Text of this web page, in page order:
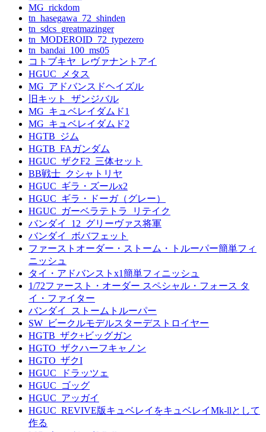
MG_rickdom
tn_hasegawa_72_shinden
tn_sdcs_greatmazinger
tn_MODEROID_72_typezero
tn_bandai_100_ms05
コトブキヤ_レヴァナントアイ
HGUC_メタス
MG_アドバンスドヘイズル
旧キット_ザンジバル
MG_キュベレイダムド1
MG_キュベレイダムド2
HGTB_ジム
HGTB_FAガンダム
HGUC_ザクF2_三体セット
BB戦士_クシャトリヤ
HGUC_ギラ・ズールx2
HGUC_ギラ・ドーガ（グレー）
HGUC_ガーベラテトラ_リテイク
バンダイ_12_グリーヴァス将軍
バンダイ_ボバフェット
ファーストオーダー・ストーム・トルーパー簡単フィ
ニッシュ
タイ・アドバンストx1簡単フィニッシュ
1/72ファースト・オーダー スペシャル・フォース タ
イ・ファイター
バンダイ_ストームトルーパー
SW_ビークルモデルスターデストロイヤー
HGTB_ザク+ビッグガン
HGTO_ザクハーフキャノン
HGTO_ザクI
HGUC_ドラッツェ
HGUC_ゴッグ
HGUC_アッガイ
HGUC_REVIVE版キュベレイをキュベレイMk-llとして
作る